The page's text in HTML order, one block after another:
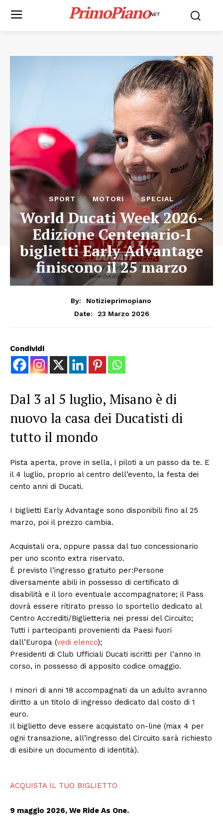
PrimoPianoNET
SPORT MOTORI SPECIAL
World Ducati Week 2026-
Edizione Centenario-I
biglietti Early Advantage
finiscono il 25 marzo
By:
Notizieprimopiano
Date:
23 Marzo 2026
Condividi
Dal 3 al 5 luglio, Misano è di
nuovo la casa dei Ducatisti di
tutto il mondo
Pista aperta, prove in sella, i piloti a un passo da te. E
il 4 luglio, proprio al centro dell’evento, la festa dei
cento anni di Ducati.
I biglietti Early Advantage sono disponibili fino al 25
marzo, poi il prezzo cambia.
Acquistali ora, oppure passa dal tuo concessionario
per uno sconto extra riservato.
È previsto l’ingresso gratuito per:Persone
diversamente abili in possesso di certificato di
disabilità e il loro eventuale accompagnatore; il Pass
dovrà essere ritirato presso lo sportello dedicato al
Centro Accrediti/Biglietteria nei pressi del Circuito;
Tutti i partecipanti provenienti da Paesi fuori
dall’Europa (vedi elenco);
Presidenti di Club Ufficiali Ducati iscritti per l’anno in
corso, in possesso di apposito codice omaggio.
I minori di anni 18 accompagnati da un adulto avranno
diritto a un titolo di ingresso dedicato dal costo di 1
euro.
Il biglietto deve essere acquistato on-line (max 4 per
ogni transazione, all’ingresso del Circuito sarà richiesto
di esibire un documento di identità).
ACQUISTA IL TUO BIGLIETTO
9 maggio 2026, We Ride As One.